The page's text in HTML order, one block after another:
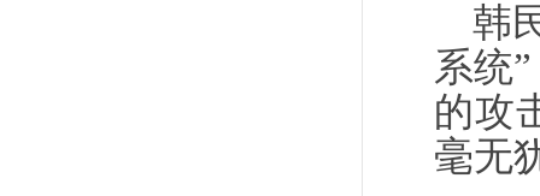
韩
系统
的攻
毫无